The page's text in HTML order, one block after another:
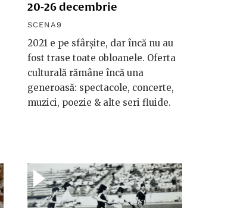
20-26 decembrie
SCENA9
2021 e pe sfârșite, dar încă nu au
fost trase toate obloanele. Oferta
culturală rămâne încă una
generoasă: spectacole, concerte,
muzici, poezie & alte seri fluide.